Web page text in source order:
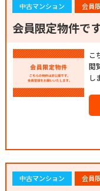
中古マンション 会員
会員限定物件で
こ
閲
し
中古マンション 会員